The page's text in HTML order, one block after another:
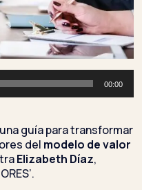
00:00
guía para transformar
del modelo de valor
Elizabeth Díaz,